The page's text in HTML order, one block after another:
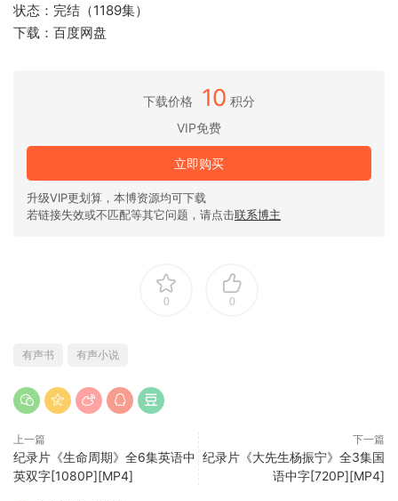
状态：完结（1189集）
下载：百度网盘
下载价格 10 积分
VIP免费
立即购买
升级VIP更划算，本博资源均可下载
若链接失效或不匹配等其它问题，请点击联系博主
0 0
有声书 有声小说
上一篇
纪录片《生命周期》全6集英语中
英双字[1080P][MP4]
下一篇
纪录片《大先生杨振宁》全3集国
语中字[720P][MP4]